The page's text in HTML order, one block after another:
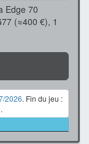
Edge 70
(≈400 €), 1
2026. Fin du jeu :
.